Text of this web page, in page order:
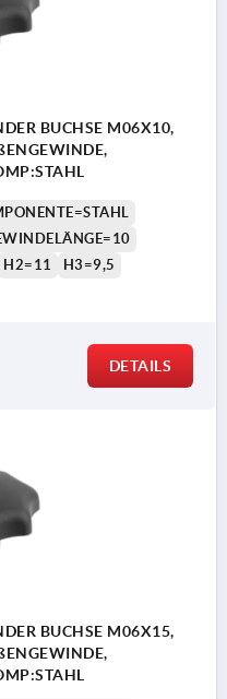
BUCHSE M06X10,
H2=11 H3=9,5
DETAILS
BUCHSE M06X15,